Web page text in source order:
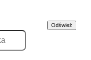
Odśwież